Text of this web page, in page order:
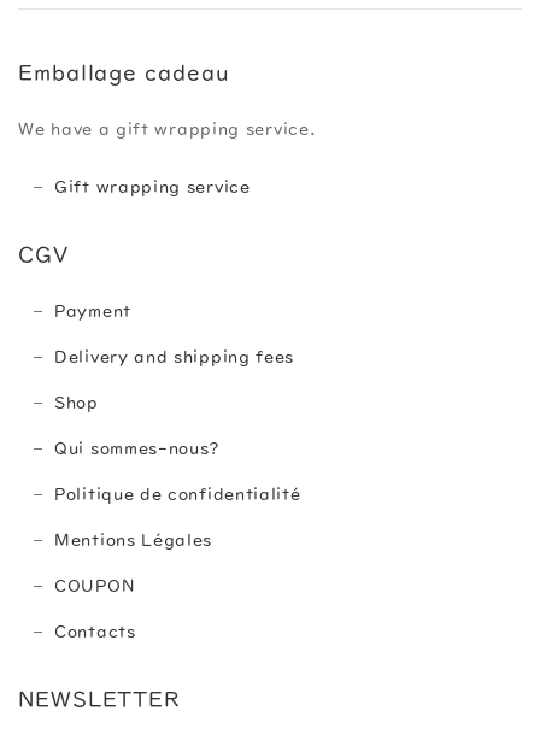
Emballage cadeau
We have a gift wrapping service.
Gift wrapping service
CGV
Payment
Delivery and shipping fees
Shop
Qui sommes-nous?
Politique de confidentialité
Mentions Légales
COUPON
Contacts
NEWSLETTER